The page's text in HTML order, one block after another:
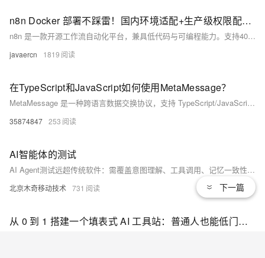
n8n Docker 部署不踩雷！国内环境适配+生产级权限配置全流程
n8n 是一款开源工作流自动化平台，兼具低代码与可编程能力。支持400+服务集成、AI原生支持（LangChain/OpenAI）、可视化拖拽+代码扩展，可自托管、权限管理完善，适用于技术团队构建安全稳定的自动化体系。
javaercn 1819
在TypeScript和JavaScript如何使用MetaMessage？
MetaMessage 是一种跨语言数据交换协议，支持 TypeScript/JavaScript（通过装饰器自动类型转换）、JSONC 文本与紧凑二进制 wire 格式，兼顾可读性、精度（如 bigint 表示 int64）与性能，旨在替代 JSON、Protobuf 等传统序列化方案。
35874847 253
AI智能体的测试
AI Agent测试远超传统软件：需覆盖意图理解、工具调用、记忆一致性、生成质量四大核心能力，并融合自动化黄金数据集评测、LLM-as-a-Judge、链路追踪与安全护栏，构建工程化、可量化的全栈测试体系。（239字）
北京木奇移动技术 731
从 0 到 1 搭建一个填表式 AI 工具站：普通人也能低门槛使用 AI
下一篇